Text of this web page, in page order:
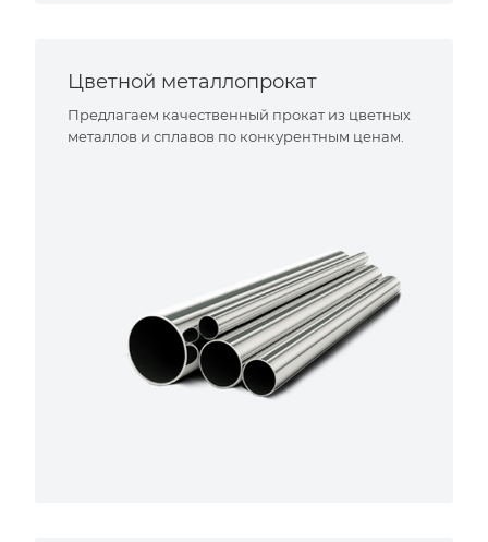
Цветной металлопрокат
Предлагаем качественный прокат из цветных
металлов и сплавов по конкурентным ценам.